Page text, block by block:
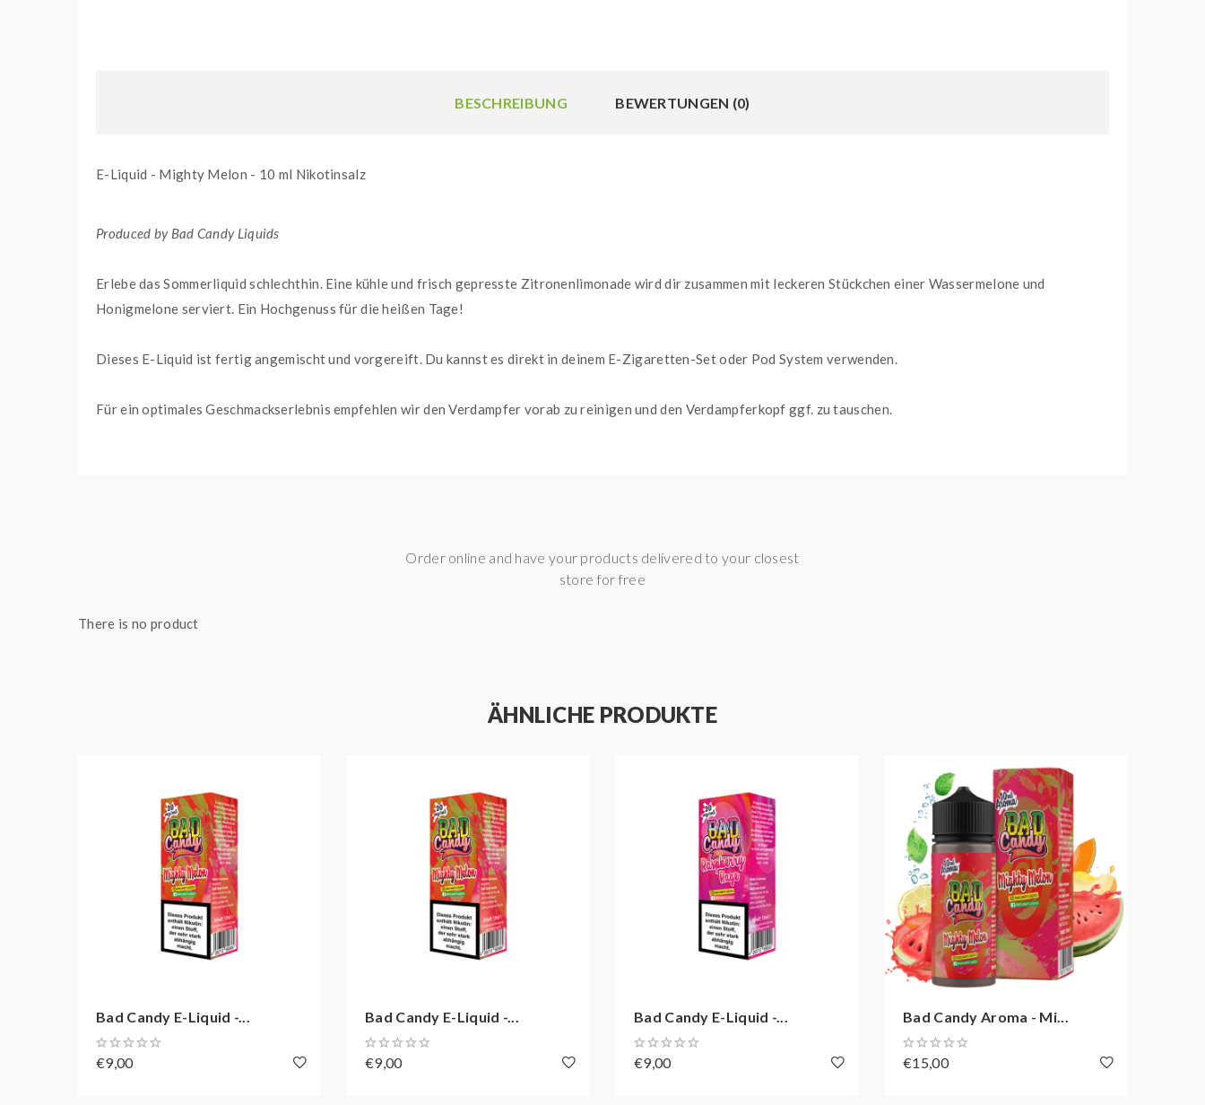
BESCHREIBUNG BEWERTUNGEN (0)
E-Liquid - Mighty Melon - 10 ml Nikotinsalz
Produced by Bad Candy Liquids
Erlebe das Sommerliquid schlechthin. Eine kühle und frisch gepresste Zitronenlimonade wird dir zusammen mit leckeren Stückchen einer Wassermelone und
Honigmelone serviert. Ein Hochgenuss für die heißen Tage!
Dieses E-Liquid ist fertig angemischt und vorgereift. Du kannst es direkt in deinem E-Zigaretten-Set oder Pod System verwenden.
Für ein optimales Geschmackserlebnis empfehlen wir den Verdampfer vorab zu reinigen und den Verdampferkopf ggf. zu tauschen.
Geschmack: Wassermelone, Honigmelone, Zitronenlimonade und Frische
Bad Candy
Qualität und Reinheit der Aromen, bei denen sich die Herkunft der Inhaltsstoffe eindeutig zurück verfolgen lässt. Das garantiert einen transparenten und sicheren
Order online and have your products delivered to your closest
store for free
There is no product
ÄHNLICHE PRODUKTE
Bad Candy E-Liquid -...
€9,00
Bad Candy E-Liquid -...
€9,00
Bad Candy E-Liquid -...
€9,00
Bad Candy Aroma - Mi...
€15,00